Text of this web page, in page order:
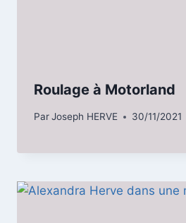
Roulage à Motorland
ParJoseph HERVE 30/11/2021